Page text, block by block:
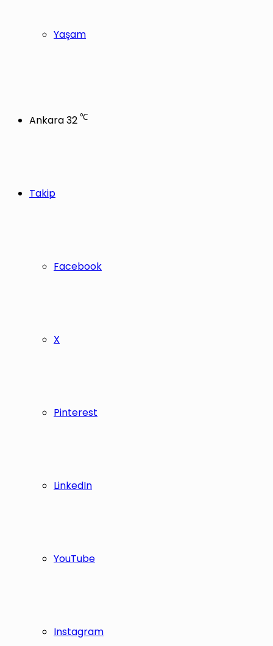
Yaşam
Ankara32 ℃
Takip
Facebook
X
Pinterest
LinkedIn
YouTube
Instagram